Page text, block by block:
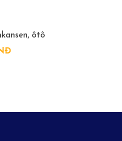
ngoài giờ
tài xế hoặc nhân viên khách
ôtô